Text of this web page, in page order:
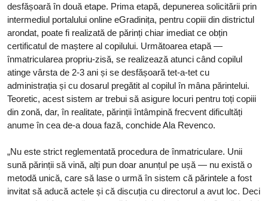
desfășoară în două etape. Prima etapă, depunerea solicitării prin
intermediul portalului online eGradinița, pentru copiii din districtul
arondat, poate fi realizată de părinți chiar imediat ce obțin
certificatul de maștere al copilului. Următoarea etapă —
înmatricularea propriu-zisă, se realizează atunci când copilul
atinge vârsta de 2-3 ani și se desfășoară tet-a-tet cu
administrația și cu dosarul pregătit al copilul în mâna părintelui.
Teoretic, acest sistem ar trebui să asigure locuri pentru toți copiii
din zonă, dar, în realitate, părinții întâmpină frecvent dificultăți
anume în cea de-a doua fază, conchide Ala Revenco.
„Nu este strict reglementată procedura de înmatriculare. Unii
sună părinții să vină, alți pun doar anunțul pe ușă — nu există o
metodă unică, care să lase o urmă în sistem că părintele a fost
invitat să aducă actele și că discuția cu directorul a avut loc. Deci